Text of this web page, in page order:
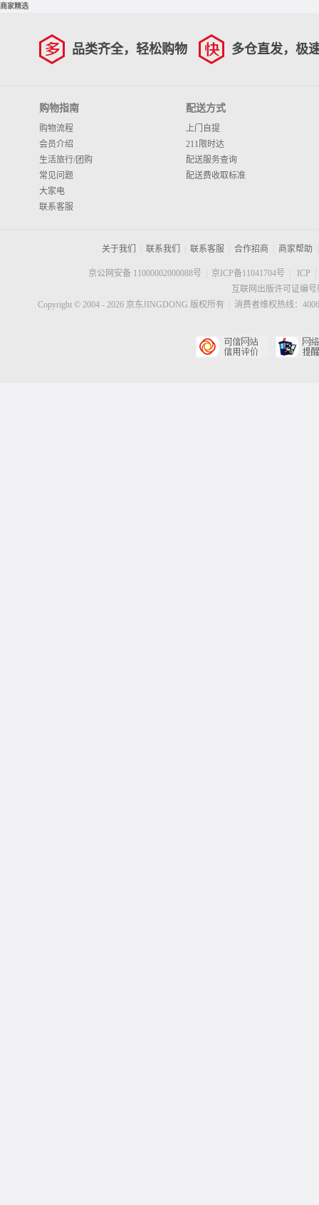
商家精选
品类齐全，轻松购物 多仓直发，极
购物指南
购物流程
会员介绍
生活旅行/团购
常见问题
大家电
联系客服
配送方式
上门自提
211限时达
配送服务查询
配送费收取标准
关于我们 联系我们 联系客服 合作招商 商家帮助
京公网安备 11000002000088号 京ICP备11041704号 ICP
互联网出版许可证编
Copyright © 2004 - 2026京东JINGDONG 版权所有 消费者维权热线：